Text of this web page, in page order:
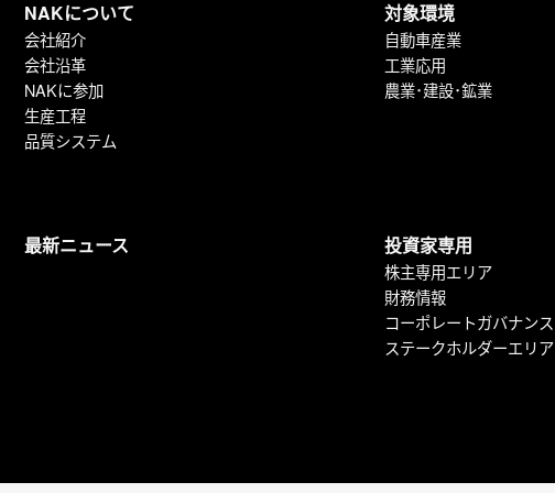
NAKについて
会社紹介
会社沿革
NAKに参加
生産工程
品質システム
対象環境
自動車産業
工業応用
農業･建設･鉱業
最新ニュース 投資家専用
株主専用エリア
財務情報
コーポレートガバナンス
ステークホルダーエリア